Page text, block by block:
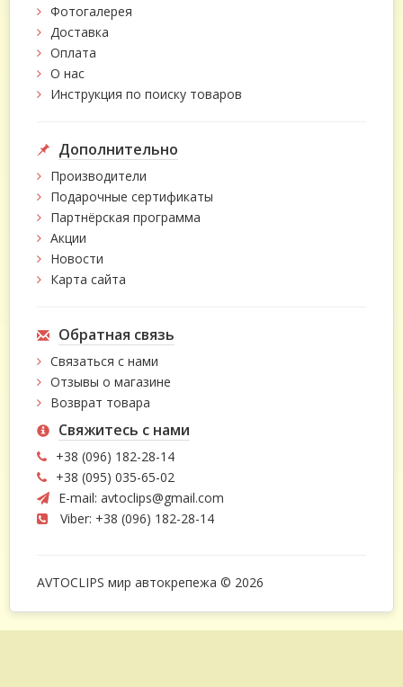
Фотогалерея
Доставка
Оплата
О нас
Инструкция по поиску товаров
Дополнительно
Производители
Подарочные сертификаты
Партнёрская программа
Акции
Новости
Карта сайта
Обратная связь
Связаться с нами
Отзывы о магазине
Возврат товара
Свяжитесь с нами
+38 (096) 182-28-14
+38 (095) 035-65-02
E-mail: avtoclips@gmail.com
Viber: +38 (096) 182-28-14
AVTOCLIPS мир автокрепежа © 2026